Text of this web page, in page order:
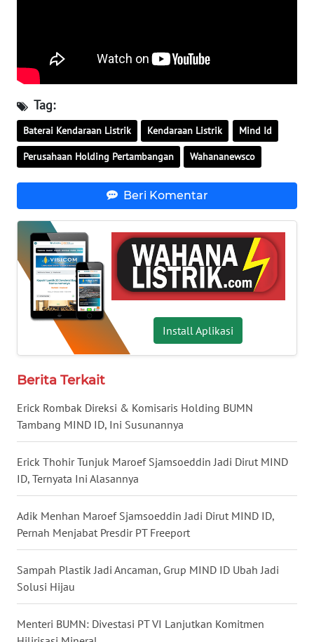
Tag:
Baterai Kendaraan Listrik Kendaraan Listrik Mind Id
Perusahaan Holding Pertambangan Wahananewsco
Beri Komentar
Install Aplikasi
Berita Terkait
Erick Rombak Direksi & Komisaris Holding BUMN
Tambang MIND ID, Ini Susunannya
Erick Thohir Tunjuk Maroef Sjamsoeddin Jadi Dirut MIND
ID, Ternyata Ini Alasannya
Adik Menhan Maroef Sjamsoeddin Jadi Dirut MIND ID,
Pernah Menjabat Presdir PT Freeport
Sampah Plastik Jadi Ancaman, Grup MIND ID Ubah Jadi
Solusi Hijau
Menteri BUMN: Divestasi PT VI Lanjutkan Komitmen
WN
SULBAR
WN
BABEL
WN
SUMBAR
WN
SUMSEL
WN
BENGKULU
WN
LAMPUNG
WN
WN
NUSANTARA
WN
JOGJA
WN
JATIM
WN
WN